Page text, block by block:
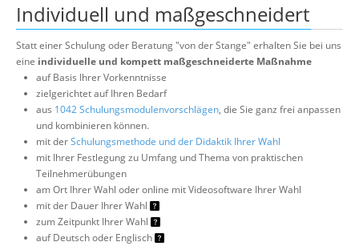
Individuell und maßgeschneidert
Statt einer Schulung oder Beratung "von der Stange" erhalten Sie bei uns
eine individuelle und kompett maßgeschneiderte Maßnahme
auf Basis Ihrer Vorkenntnisse
zielgerichtet auf Ihren Bedarf
aus 1042 Schulungsmodulenvorschlägen, die Sie ganz frei anpassen
und kombinieren können.
mit derSchulungsmethode und der Didaktik Ihrer Wahl
mit Ihrer Festlegung zu Umfang und Thema von praktischen
Teilnehmerübungen
am Ort Ihrer Wahl oder online mit Videosoftware Ihrer Wahl
mit der Dauer Ihrer Wahl
zum Zeitpunkt Ihrer Wahl
auf Deutsch oder Englisch